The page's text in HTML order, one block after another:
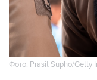
Фото: Prasit Supho/Getty